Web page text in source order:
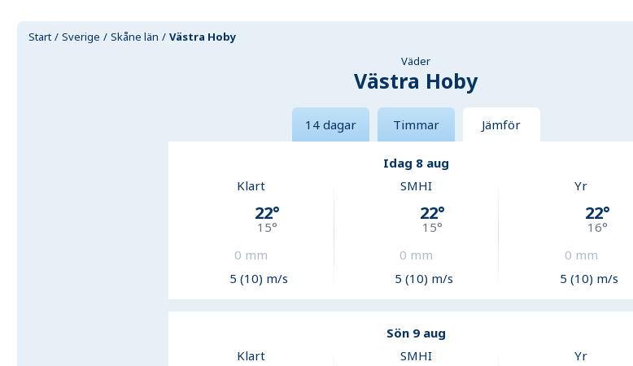
Start Sverige Skåne län Västra Hoby
Väder
Västra Hoby
14 dagar Timmar Jämför
Idag 8 aug
Klart
22°
15°
0 mm
5 (10) m/s
SMHI
22°
15°
0 mm
5 (10) m/s
Yr
22°
16°
0 mm
5 (10) m/s
Sön 9 aug
Klart
SMHI Yr